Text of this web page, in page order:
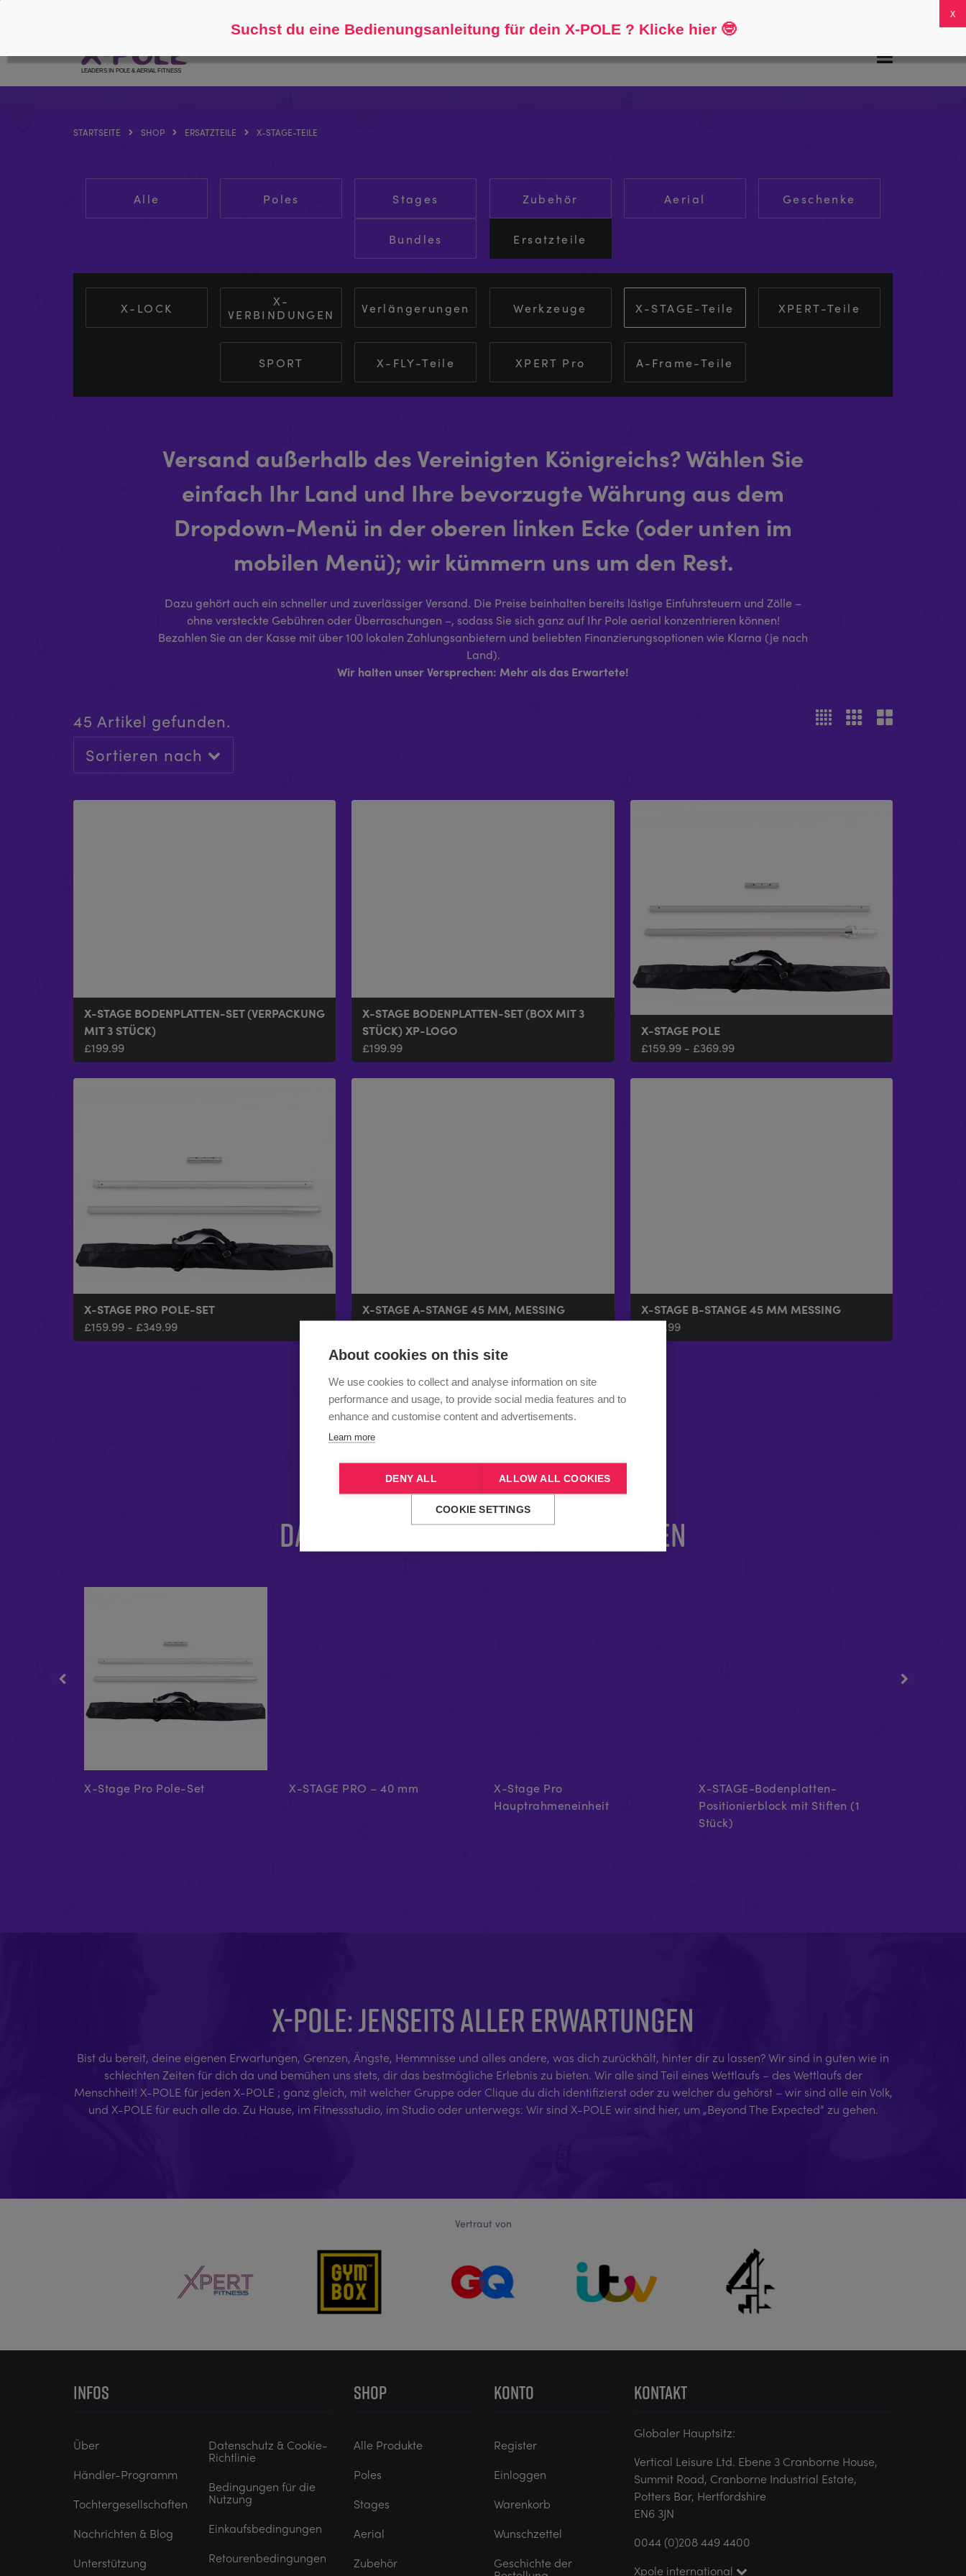
STARTSEITE SHOP ERSATZTEILE X-STAGE-TEILE
Alle Poles Stages Zubehör Aerial Geschenke
Bundles Ersatzteile
X-LOCK
X-
VERBINDUNGEN
Verlängerungen Werkzeuge X-STAGE-Teile XPERT-Teile
SPORT X-FLY-Teile XPERT Pro A-Frame-Teile
Versand außerhalb des Vereinigten Königreichs? Wählen Sie
einfach Ihr Land und Ihre bevorzugte Währung aus dem
Dropdown-Menü in der oberen linken Ecke (oder unten im
mobilen Menü); wir kümmern uns um den Rest.
Dazu gehört auch ein schneller und zuverlässiger Versand. Die Preise beinhalten bereits lästige Einfuhrsteuern und Zölle –
ohne versteckte Gebühren oder Überraschungen –, sodass Sie sich ganz auf Ihr Pole aerial konzentrieren können!
Bezahlen Sie an der Kasse mit über 100 lokalen Zahlungsanbietern und beliebten Finanzierungsoptionen wie Klarna (je nach
Land).
Wir halten unser Versprechen: Mehr als das Erwartete!
45 Artikel gefunden.
Sortieren nach
X-STAGE (NST03) HAUPTGEHÄUSE,
KOMPLETT
£489.99
X-STAGE BODENPLATTEN-SET (VERPACKUNG
MIT 3 STÜCK)
£199.99
X-STAGE BODENPLATTEN-SET (BOX MIT 3
STÜCK) XP-LOGO
£199.99
X-STAGE POLE
£159.99- £369.99
X-STAGE PRO POLE-SET
£159.99 - £349.99
X-STAGE A-STANGE 45 MM, MESSING
£152.99
X-STAGE B-STANGE 45 MM MESSING
£143.99
Mehr anzeigen
DAS KÖNNTE SIE AUCH INTERESSIEREN
X-Stage Pro Pole-Set X-STAGE PRO – 40 mm
X-Stage Pro
Hauptrahmeneinheit
X-STAGE-Bodenplatten-
Positionierblock mit Stiften (1
Stück)
X-POLE: JENSEITS ALLER ERWARTUNGEN
Bist du bereit, deine eigenen Erwartungen, Grenzen, Ängste, Hemmnisse und alles andere, was dich zurückhält, hinter dir zu lassen? Wir sind in guten wie in
schlechten Zeiten für dich da und bemühen uns stets, dir das bestmögliche Erlebnis zu bieten. Wir alle sind Teil eines Wettlaufs – des Wettlaufs der
Menschheit! X-POLE für jeden X-POLE ; ganz gleich, mit welcher Gruppe oder Clique du dich identifizierst oder zu welcher du gehörst – wir sind alle ein Volk,
und X-POLE für euch alle da. Zu Hause, im Fitnessstudio, im Studio oder unterwegs: Wir sind X-POLE wir sind hier, um „Beyond The Expected“ zu gehen.
Vertraut von
INFOS
Über
Händler-Programm
Tochtergesellschaften
Nachrichten & Blog
Unterstützung
Datenschutz & Cookie-
Richtlinie
Bedingungen für die
Nutzung
Einkaufsbedingungen
Retourenbedingungen
SHOP
Alle Produkte
Poles
Stages
Aerial
Zubehör
KONTO
Register
Einloggen
Warenkorb
Wunschzettel
Geschichte der
KONTAKT
Globaler Hauptsitz:
Vertical Leisure Ltd. Ebene 3 Cranborne House,
Summit Road, Cranborne Industrial Estate,
Potters Bar, Hertfordshire
EN6 3JN
0044 (0)208 449 4400
Xpole international
Suchst du eine Bedienungsanleitung für dein X-POLE ? Klicke hier🤓
About cookies on this site
We use cookies to collect and analyse information on site
performance and usage, to provide social media features and to
enhance and customise content and advertisements.
Learn more
DENY ALL ALLOW ALL COOKIES
COOKIE SETTINGS